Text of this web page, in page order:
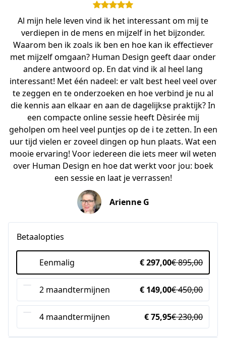
Al mijn hele leven vind ik het interessant om mij te
verdiepen in de mens en mijzelf in het bijzonder.
Waarom ben ik zoals ik ben en hoe kan ik effectiever
met mijzelf omgaan? Human Design geeft daar onder
andere antwoord op. En dat vind ik al heel lang
interessant! Met één nadeel: er valt best heel veel over
te zeggen en te onderzoeken en hoe verbind je nu al
die kennis aan elkaar en aan de dagelijkse praktijk? In
een compacte online sessie heeft Dèsirée mij
geholpen om heel veel puntjes op de i te zetten. In een
uur tijd vielen er zoveel dingen op hun plaats. Wat een
mooie ervaring! Voor iedereen die iets meer wil weten
over Human Design en hoe dat werkt voor jou: boek
een sessie en laat je verrassen!
Arienne G
Betaalopties
Eenmalig € 297,00€ 895,00
2 maandtermijnen € 149,00€ 450,00
4 maandtermijnen € 75,95€ 230,00